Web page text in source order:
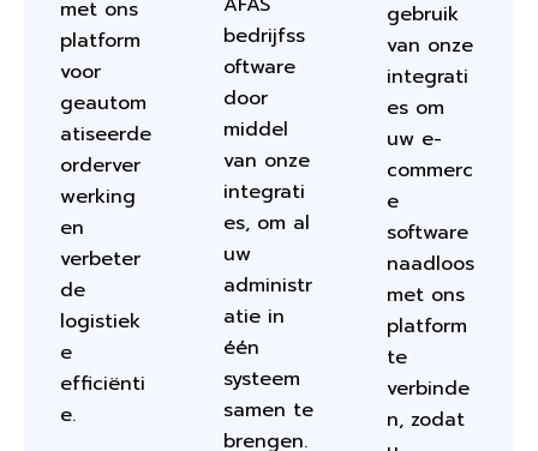
met ons
platform
voor
geautom
atiseerde
orderver
werking
en
verbeter
de
logistiek
e
efficiënti
e.
bedrijfss
oftware
door
middel
van onze
integrati
es, om al
uw
administr
atie in
één
systeem
samen te
brengen.
gebruik
van onze
integrati
es om
uw e-
commerc
e
software
naadloos
met ons
platform
te
verbinde
n, zodat